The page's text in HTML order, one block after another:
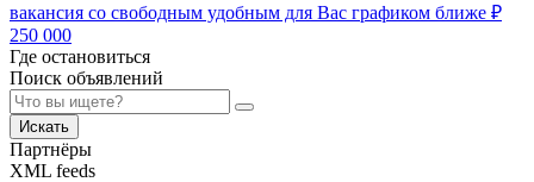
вакансия со свободным удобным для Вас графиком ближе ₽
250 000
Где остановиться
Поиск объявлений
Искать
Партнёры
XML feeds